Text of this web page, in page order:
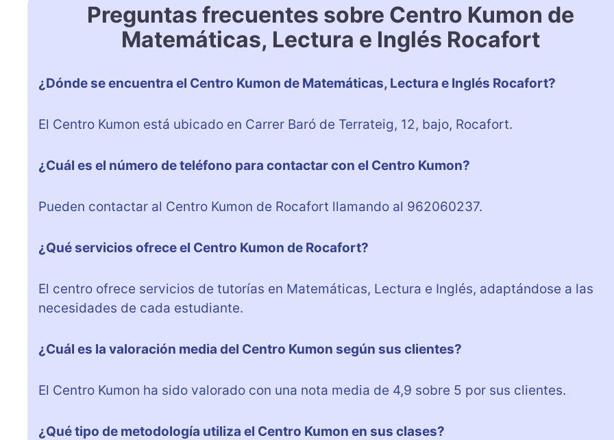
Preguntas frecuentes sobre Centro Kumon de
Matemáticas, Lectura e Inglés Rocafort
¿Dónde se encuentra el Centro Kumon de Matemáticas, Lectura e Inglés Rocafort?
El Centro Kumon está ubicado en Carrer Baró de Terrateig, 12, bajo, Rocafort.
¿Cuál es el número de teléfono para contactar con el Centro Kumon?
Pueden contactar al Centro Kumon de Rocafort llamando al 962060237.
¿Qué servicios ofrece el Centro Kumon de Rocafort?
El centro ofrece servicios de tutorías en Matemáticas, Lectura e Inglés, adaptándose a las
necesidades de cada estudiante.
¿Cuál es la valoración media del Centro Kumon según sus clientes?
El Centro Kumon ha sido valorado con una nota media de 4,9 sobre 5 por sus clientes.
¿Qué tipo de metodología utiliza el Centro Kumon en sus clases?